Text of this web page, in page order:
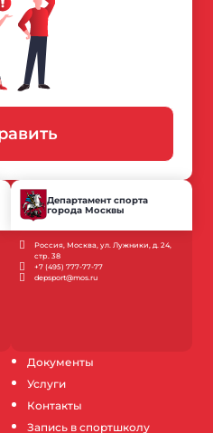
Документы
Услуги
Контакты
Запись в спортшколу
Департамент спорта
города Москвы
Россия, Москва, ул. Лужники, д. 24,
стр. 38
+7 (495) 777-77-77
depsport@mos.ru